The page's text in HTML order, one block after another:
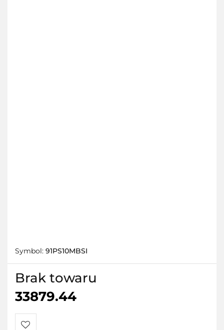
Symbol: 91PS10MBSI
Brak towaru
33879.44